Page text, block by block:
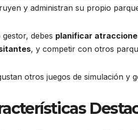
y administran su propio
gestor, debes planificar
, y competir con otros
otros juegos de simulación y